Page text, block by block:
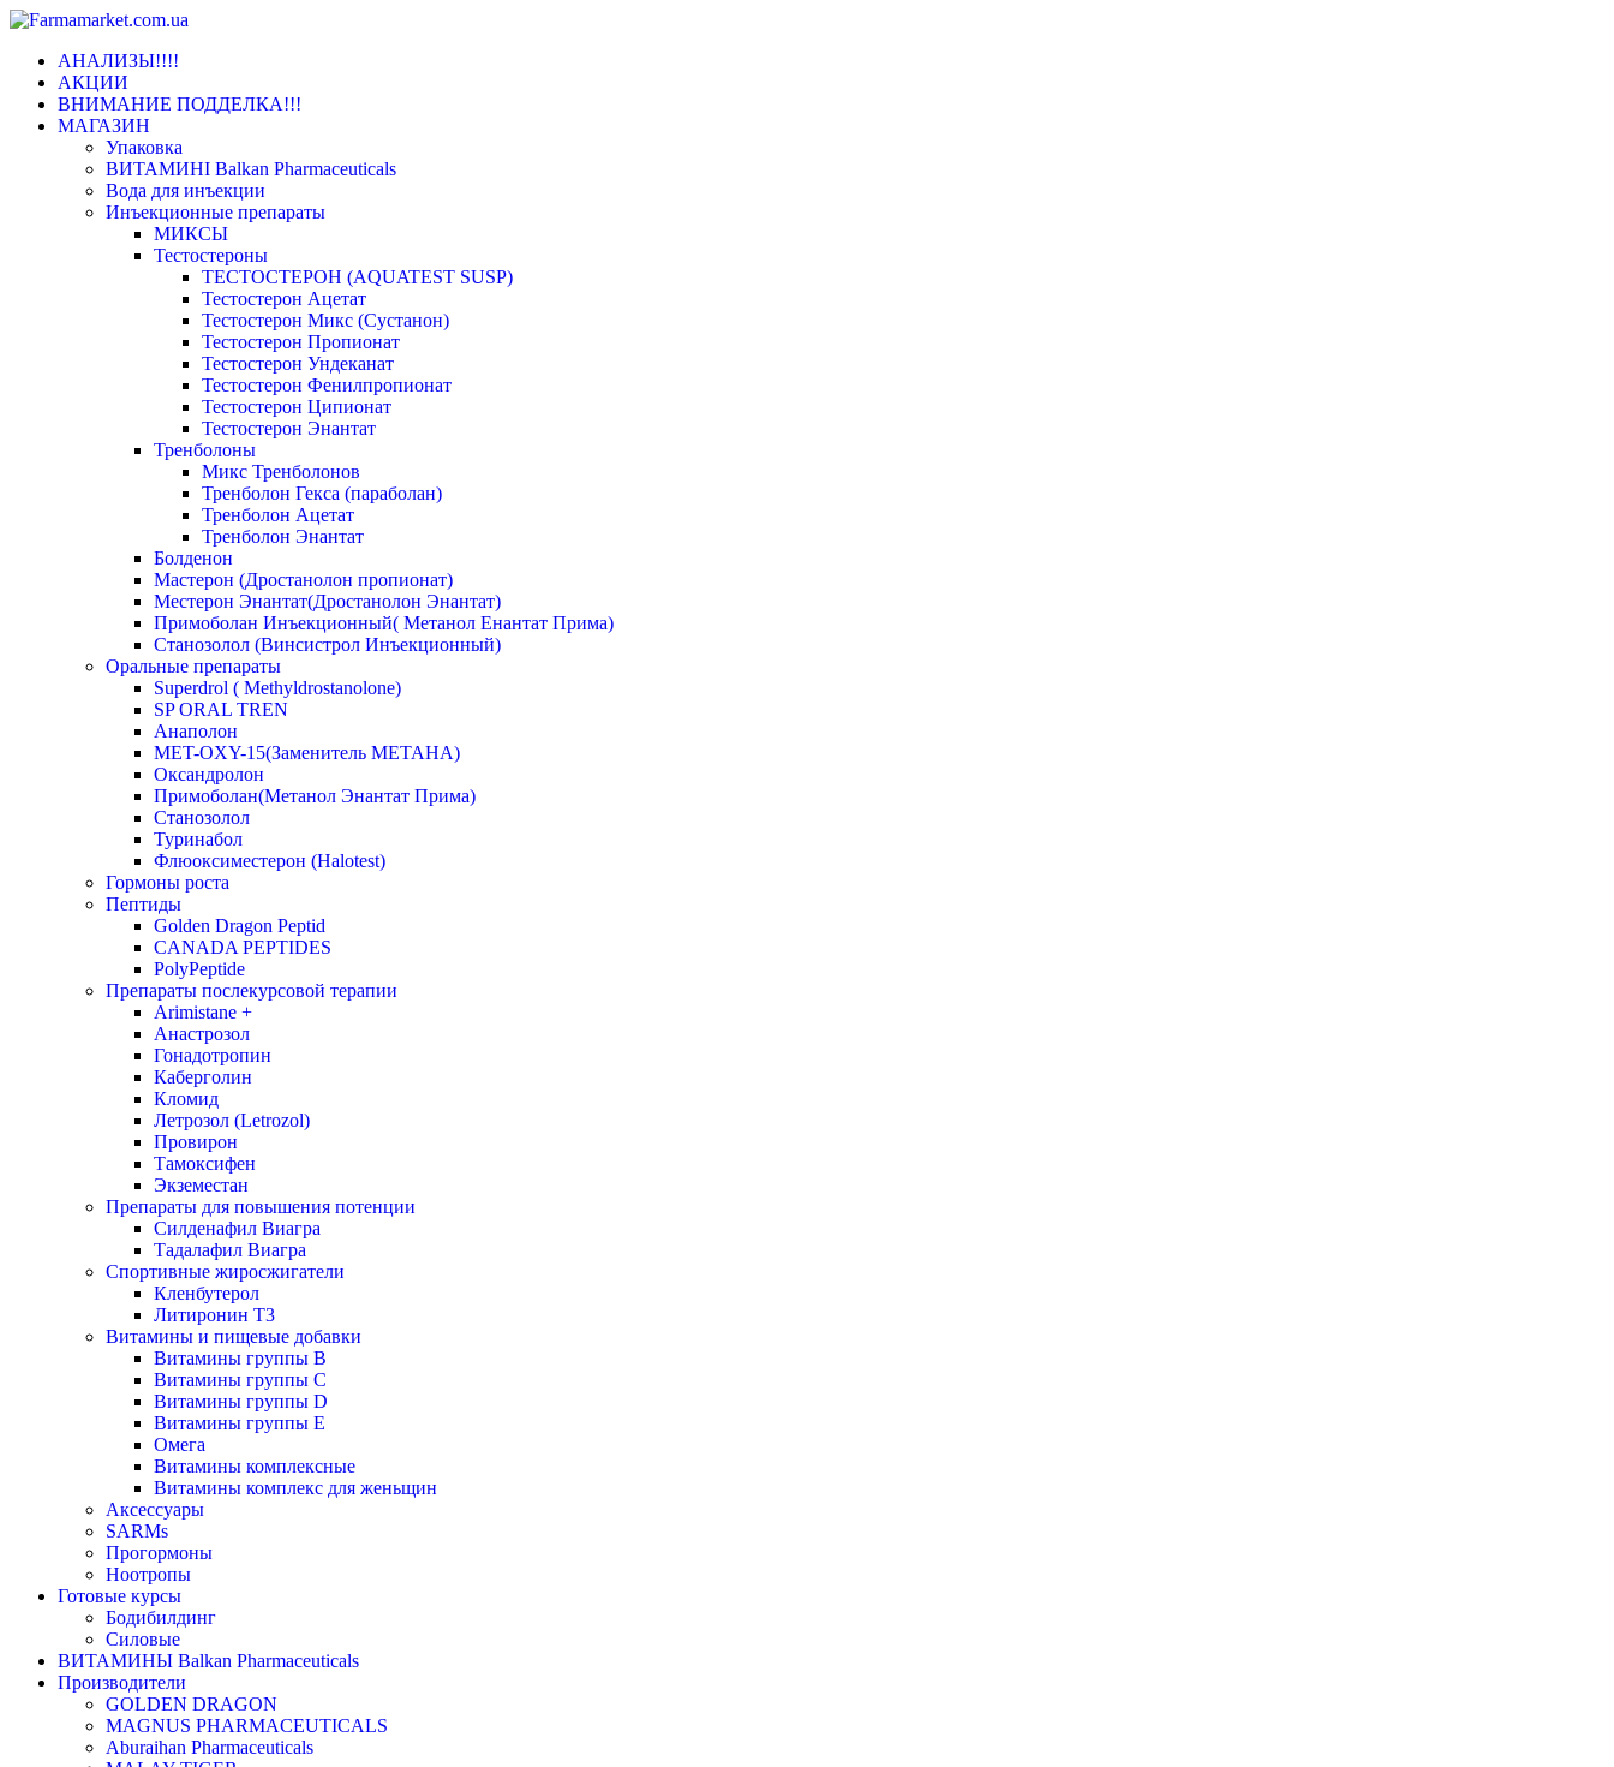
навигациюАНАЛИЗЫ!!!!
АКЦИИ
ВНИМАНИЕ ПОДДЕЛКА!!!
МАГАЗИН
Упаковка
ВИТАМИНІ Balkan Pharmaceuticals
Вода для инъекции
Инъeкциoнныe препараты
МИКСЫ
Тестостероны
ТЕСТОСТЕРОН (AQUATEST SUSP)
Тестостерон Ацетат
Тестостерон Микс (Сустанон)
Тестостерон Пропионат
Тестостерон Ундеканат
Тестостерон Фенилпропионат
Тестостерон Ципионат
Тестостерон Энантат
Тренболоны
Микс Тренболонов
Тренболон Гекса (параболан)
Тренболон Ацетат
Тренболон Энантат
Болденон
Мастерон (Дростанолон пропионат)
Местерон Энантат(Дростанолон Энантат)
Примоболан Инъекционный( Метанол Енантат Прима)
Станозолол (Винсистрол Инъекционный)
Оральные препараты
Superdrol ( Methyldrostanolone)
SP ORAL TREN
Анаполон
MET-OXY-15(Заменитель МЕТАНА)
Оксандролон
Примоболан(Метанол Энантат Прима)
Станoзолол
Туринабол
Флюоксиместерон (Halotest)
Гормоны роста
Пептиды
Golden Dragon Peptid
CANADA PEPTIDES
PolyPeptide
Препараты послекурсовой терапии
Arimistane +
Анастрозол
Гонадотропин
Каберголин
Кломид
Летрозол (Letrozol)
Провирон
Тамоксифен
Экземестан
Препараты для повышения потенции
Силденафил Виагра
Тадалафил Виагра
Спортивные жиросжигатели
Кленбутерол
Литиронин Т3
Витамины и пищевые добавки
Витамины группы В
Витамины группы С
Витамины группы D
Витамины группы Е
Омега
Витамины комплексные
Витамины комплекс для женьщин
Аксессуары
SARMs
Прогормоны
Ноотропы
Готовые курсы
Бодибилдинг
Силовые
ВИТАМИНЫ Balkan Pharmaceuticals
Производители
GOLDEN DRAGON
MAGNUS PHARMACEUTICALS
Aburaihan Pharmaceuticals